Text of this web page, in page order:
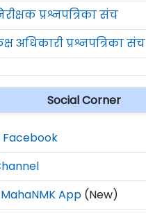
प्रश्नपत्रिका संच
अधिकारी प्रश्नपत्रिका संच
Social Corner
Facebook
App (New)